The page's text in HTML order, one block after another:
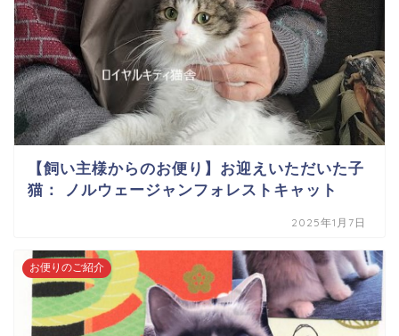
【飼い主様からのお便り】お迎えいただいた子
猫： ノルウェージャンフォレストキャット
2025年1月7日
お便りのご紹介